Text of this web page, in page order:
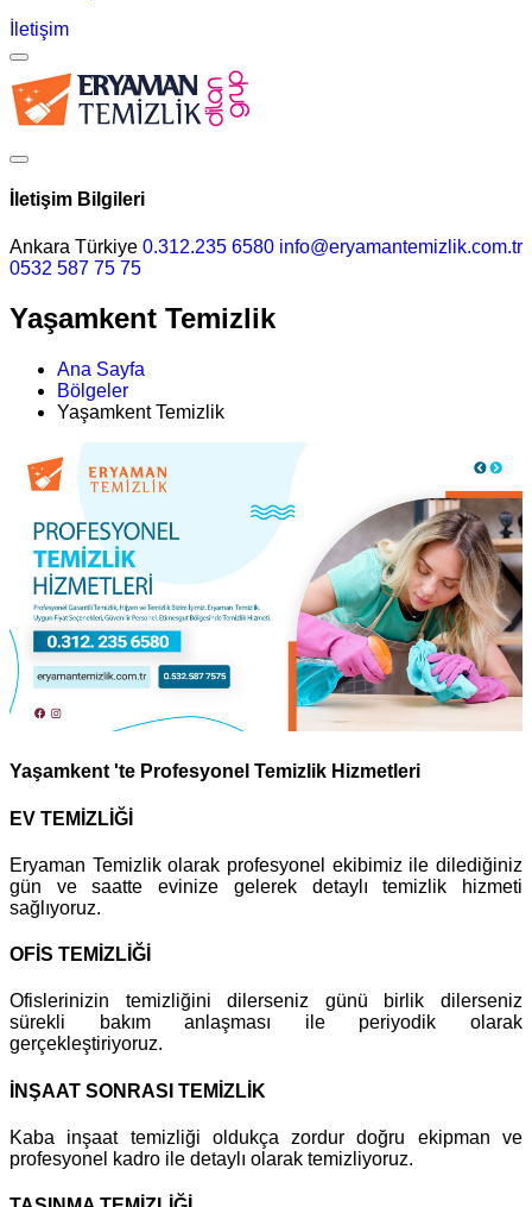
İletişim
İletişim Bilgileri
Ankara Türkiye 0.312.235 6580 info@eryamantemizlik.com.tr
0532 587 75 75
Yaşamkent Temizlik
Ana Sayfa
Bölgeler
Yaşamkent Temizlik
Yaşamkent 'te Profesyonel Temizlik Hizmetleri
EV TEMİZLİĞİ
Eryaman Temizlik olarak profesyonel ekibimiz ile dilediğiniz
gün ve saatte evinize gelerek detaylı temizlik hizmeti
sağlıyoruz.
OFİS TEMİZLİĞİ
Ofislerinizin temizliğini dilerseniz günü birlik dilerseniz
sürekli bakım anlaşması ile periyodik olarak
gerçekleştiriyoruz.
İNŞAAT SONRASI TEMİZLİK
Kaba inşaat temizliği oldukça zordur doğru ekipman ve
profesyonel kadro ile detaylı olarak temizliyoruz.